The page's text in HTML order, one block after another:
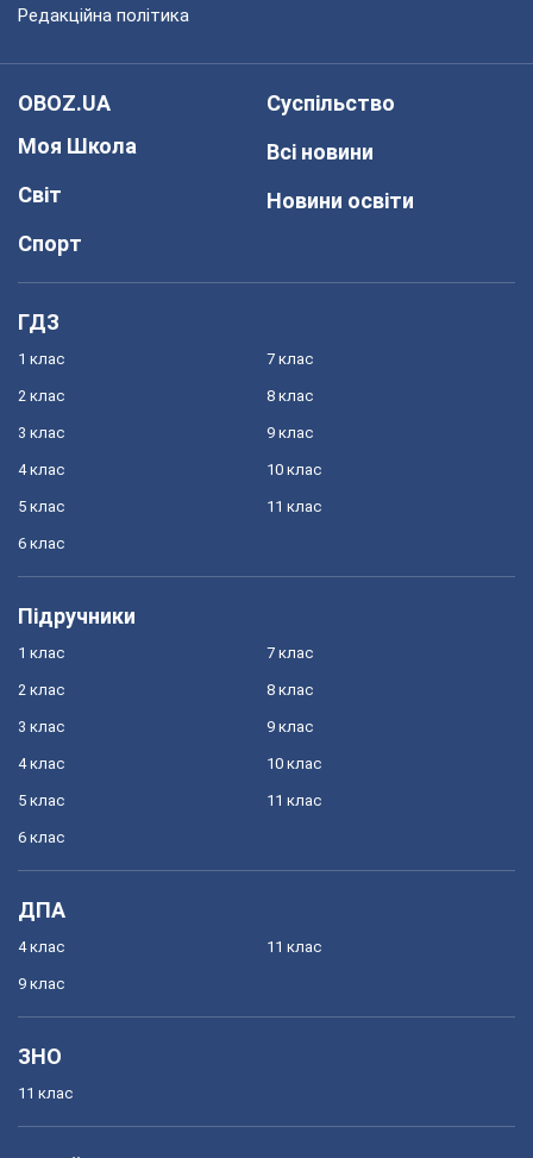
Редакційна політика
OBOZ.UA
Моя Школа
Світ
Спорт
Суспільство
Всі новини
Новини освіти
ГДЗ
1 клас
2 клас
3 клас
4 клас
5 клас
6 клас
7 клас
8 клас
9 клас
10 клас
11 клас
Підручники
1 клас
2 клас
3 клас
4 клас
5 клас
6 клас
7 клас
8 клас
9 клас
10 клас
11 клас
ДПА
4 клас
9 клас
11 клас
ЗНО
11 клас